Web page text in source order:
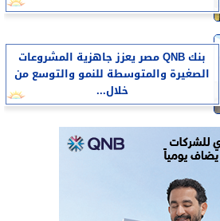
بنك QNB مصر يعزز جاهزية المشروعات
الصغيرة والمتوسطة للنمو والتوسع من
خلال...